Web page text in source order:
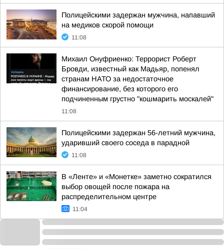
Полицейскими задержан мужчина, напавший
на медиков скорой помощи
11:08
Михаил Онуфриенко: Террорист Роберт
Бровди, известный как Мадьяр, попенял
странам НАТО за недостаточное
финансирование, без которого его
подчиненным грустно "кошмарить москалей"
11:08
Полицейскими задержан 56-летний мужчина,
ударивший своего соседа в парадной
11:08
В «Ленте» и «Монетке» заметно сократился
выбор овощей после пожара на
распределительном центре
11:04